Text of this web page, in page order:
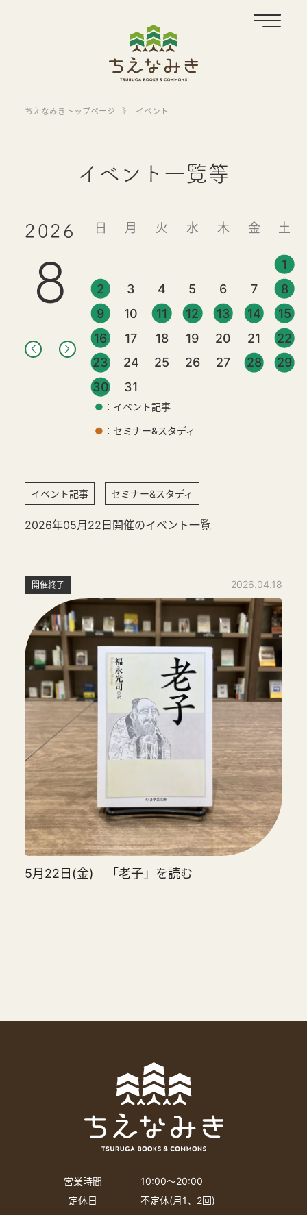
ちえなみきトップページ 》 イベント
イベント一覧等
2026
8
日 月 火 水 木 金 土
1
2
3 4 5 6 7
8
9
10 11 12 13 14
15
16
17 18 19 20 21
22
23
24 25 26 27 28
29
30
31
● ：イベント記事
● ：セミナー&スタディ
イベント記事 セミナー&スタディ
2026年05月22日開催のイベント一覧
開催終了 2026.04.18
5月22日(金) 「老子」を読む
営業時間
10:00〜20:00
定休日
不定休(月1、2回)